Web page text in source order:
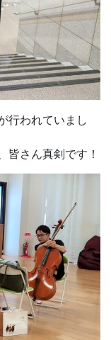
行われていまし
皆さん真剣です！